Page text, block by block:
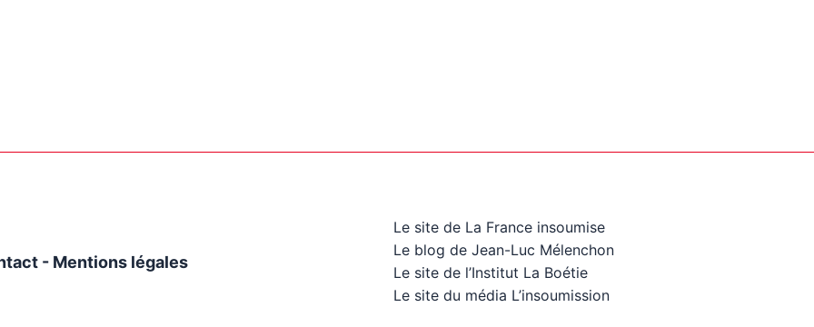
- Mentions légales
Le site de La France insoumise
Le blog de Jean-Luc Mélenchon
Le site de l’Institut La Boétie
Le site du média L’insoumission